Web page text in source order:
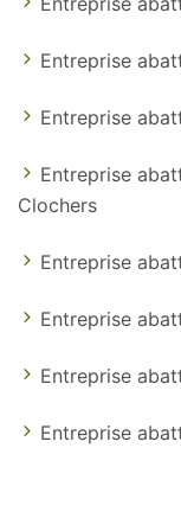
Entreprise
Entreprise
Entreprise
Clochers
Entreprise
Entreprise
Entreprise
Entreprise